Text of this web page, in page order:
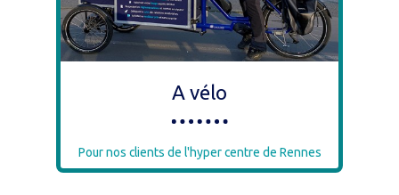
A vélo
Pour nos clients de l'hyper centre de Rennes